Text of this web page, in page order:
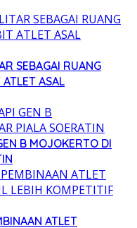
SEBAGAI RUANG
ASAL
B MOJOKERTO DI
ATLET